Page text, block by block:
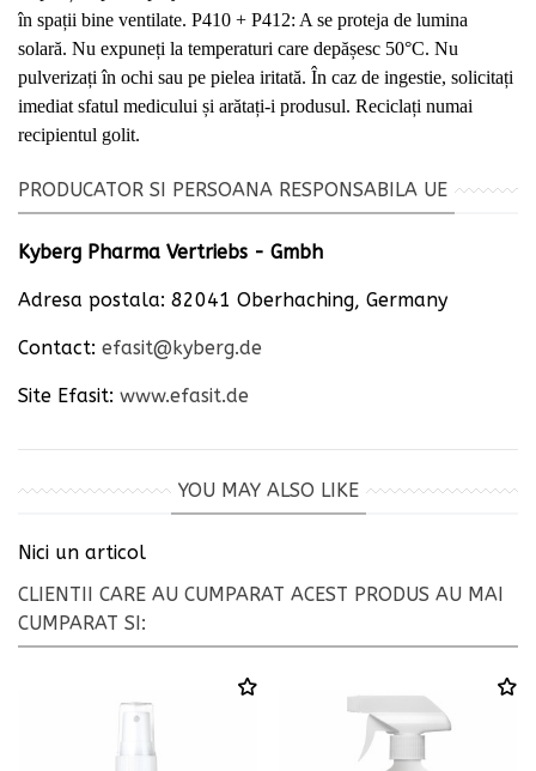
în spații bine ventilate. P410 + P412: A se proteja de lumina
solară. Nu expuneți la temperaturi care depășesc 50°C. Nu
pulverizați în ochi sau pe pielea iritată. În caz de ingestie, solicitați
imediat sfatul medicului și arătați-i produsul. Reciclați numai
recipientul golit.
PRODUCATOR SI PERSOANA RESPONSABILA UE
Kyberg Pharma Vertriebs - Gmbh
Adresa postala: 82041 Oberhaching, Germany
Contact: efasit@kyberg.de
Site Efasit: www.efasit.de
YOU MAY ALSO LIKE
Nici un articol
CLIENTII CARE AU CUMPARAT ACEST PRODUS AU MAI
CUMPARAT SI: